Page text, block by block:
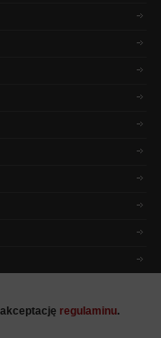
regulaminu.